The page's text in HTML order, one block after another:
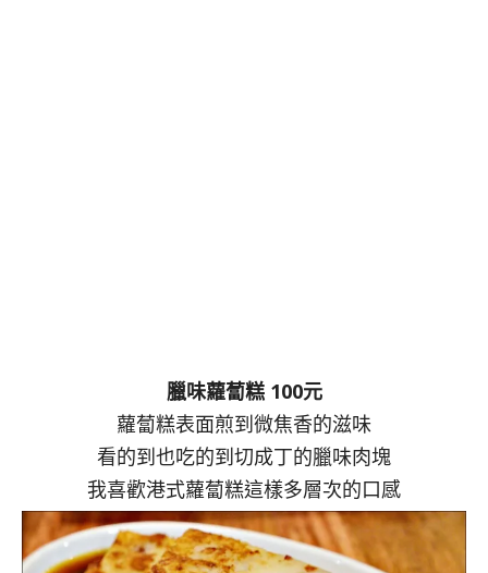
臘味蘿蔔糕 100元
蘿蔔糕表面煎到微焦香的滋味
看的到也吃的到切成丁的臘味肉塊
我喜歡港式蘿蔔糕這樣多層次的口感